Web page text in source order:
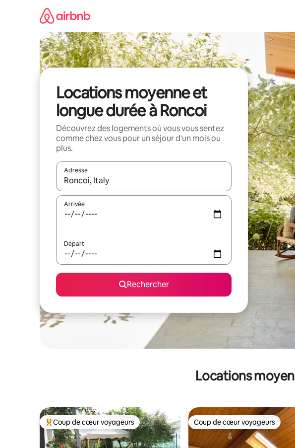
Locations moyenne et
longue durée à Roncoi
Découvrez des logements où vous vous sentez
comme chez vous pour un séjour d'un mois ou
plus.
Adresse
Lorsque les résultats s'affichent, utilisez les flèches vers le haut et vers
Arrivée
Départ
Rechercher
Locations
Coups de cœur voyageurs les plus appréciés
Coup de cœur voyageurs Coup de cœur voyageurs
Coup de cœur voyageurs